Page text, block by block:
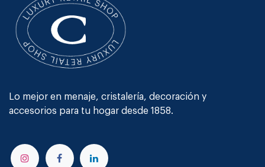
Lo mejor en menaje, cristalería, decoración y
accesorios para tu hogar desde 1858.